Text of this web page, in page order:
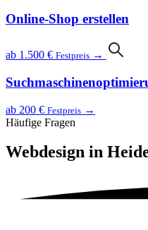
Online-Shop erstellen
ab 1.500 € Festpreis →
ab 200 € Festpreis →
Häufige Fragen
Webdesign in